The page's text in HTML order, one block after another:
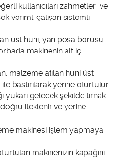
kullanıcıları zahmetler ve
verimli çalışan sistemli
üst huni, yan posa borusu
makinenin alt iç
malzeme atılan huni üst
bastırılarak yerine oturtulur.
gelecek şekilde tırnak
iteklenir ve yerine
makinesi işlem yapmaya
makinenizin kapağını